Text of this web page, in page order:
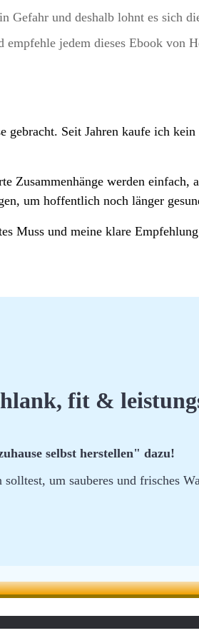
und deshalb lohnt es sich
jedem dieses Ebook von
Seit Jahren kaufe ich
werden einfach,
um hoffentlich noch länger
Muss und meine klare
fit &
selbst herstellen" dazu!
um sauberes und frisches